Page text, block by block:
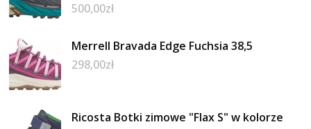
500,00zł
Merrell Bravada Edge Fuchsia 38,5
298,00zł
Ricosta Botki zimowe "Flax S" w kolorze